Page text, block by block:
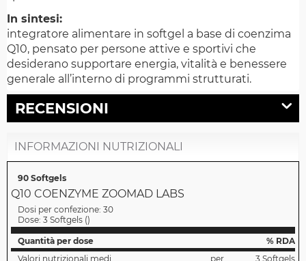
In sintesi:
integratore alimentare in softgel a base di coenzima
Q10, pensato per persone attive e sportivi che
desiderano supportare energia, vitalità e benessere
generale all’interno di programmi strutturati.
RECENSIONI
INFORMAZIONI NUTRIZIONALI
90 Softgels
Q10 COENZYME ZOOMAD LABS
Dosi per confezione: 30
Dose: 3 Softgels ()
Quantità per dose
% RDA
Valori nutrizionali medi
per
3 Softgels